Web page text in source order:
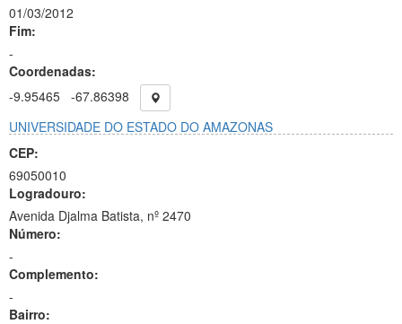
01/03/2012
Fim:
-
Coordenadas:
-9.95465 -67.86398
UNIVERSIDADE DO ESTADO DO AMAZONAS
CEP:
69050010
Logradouro:
Avenida Djalma Batista, nº 2470
Número:
-
Complemento:
-
Bairro: